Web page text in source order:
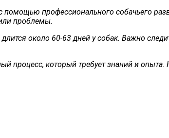
помощью профессионального собачьего
проблемы.
около 60-63 дней у собак. Важно
процесс, который требует знаний и